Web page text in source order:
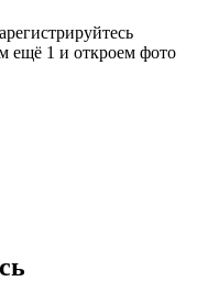
ещё 1 и откроем фото